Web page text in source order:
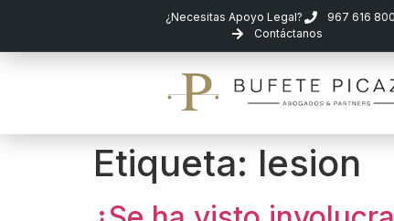
¿Necesitas Apoyo Legal?
967 616 800
Contáctanos
Etiqueta: lesion